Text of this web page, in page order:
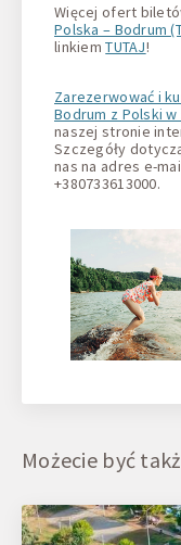
Więcej ofert
Polska – Bodrum
linkiemTUTAJ!
Zarezerwować i
Bodrum z Polski
naszej stronie
Szczegóły
nas na adres e-
+380733613000.
Możecie być